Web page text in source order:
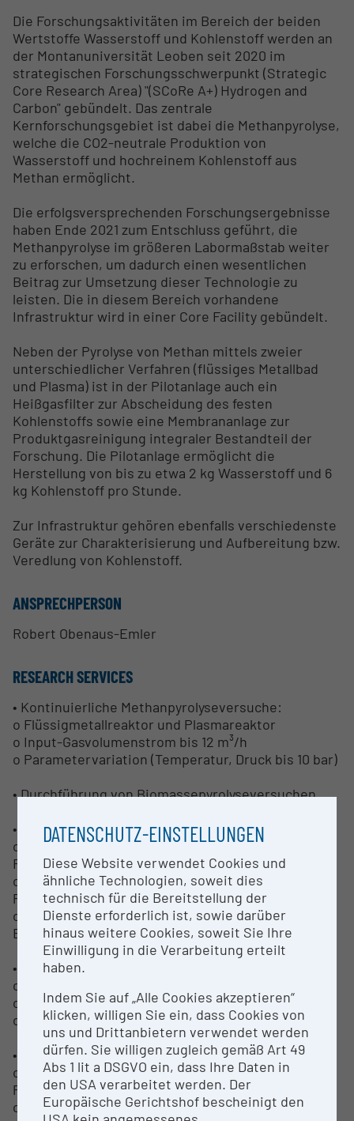
Die Forschungsaktivitäten im Bereich der beiden
Wertstoffe Wasserstoff und Kohlenstoff werden an
der Montanuniversität Leoben seit 2020 im
strategischen Forschungsschwerpunkt (Strategic
Core Research Area) "(SCoRe A+) Hydrogen and
Carbon" gebündelt. Das zentrale
Kernforschungsgebiet ist dabei die Methanpyrolyse,
welche die CO2-neutrale Produktion von
Wasserstoff und hochreinem Kohlenstoff aus
Methan ermöglicht.
Die erfolgsversprechenden Forschungsergebnisse
haben Ende 2021 zum Entschluss geführt, die
Methanpyrolyse im größeren Labormaßstab weiter
zu erforschen, um dadurch einen wesentlichen
Beitrag zur Umsetzung dieser Technologie zu
leisten. Die in diesem Bereich vorhandene
Infrastruktur wird in einer Core Facility gebündelt.
Neben der Pyrolyse von Methan mittels zweier
unterschiedlicher Verfahren (flüssiges Metallbad
und Plasma) ist in der Pilotanlage auch ein
Heißgasfilter zur Abscheidung des festen
Kohlenstoffs sowie eine Membrananlage zur
Produktgasreinigung integraler Bestandteil der
Forschung. Die Pilotanlage ermöglicht die
Herstellung von bis zu etwa 2 kg Wasserstoff und 6
kg Kohlenstoff pro Stunde.
Zur Infrastruktur gehören ebenfalls verschiedenste
Geräte zur Charakterisierung und Aufbereitung bzw.
Veredlung von Kohlenstoff.
ANSPRECHPERSON
Robert Obenaus-Emler
RESEARCH SERVICES
• Kontinuierliche Methanpyrolyseversuche:
o Flüssigmetallreaktor und Plasmareaktor
o Input-Gasvolumenstrom bis 12 m³/h
o Parametervariation (Temperatur, Druck bis 10 bar)
• Durchführung von Biomassepyrolyseversuchen
• Gasaufbereitung und -reinigung:
o Heißgasfiltration zur kontinuierlichen
Feststoffabscheidung
o Membrantrennstufe zur H2-Anreicherung und
Produktgasreinigung
o Nachverbrennungskammer zur sicheren
Behandlung restlicher Bestandteile
• Prozessanalytik und Monitoring:
o Online‑Gasanalytik (IR/FTIR, MS)
o Druckmessung, Massen‑ und Energiebilanzen
o Emissions‑ und Sicherheitsmonitoring
• Material- und Produktcharakterisierung:
o Kohlenstoffanalyse: BET‑Oberfläche,
Partikelgrößen, Raman, XRD, SEM/TEM, TGA/DSC
o Probenaufbereitung, Fraktionierung und
DATENSCHUTZ-EINSTELLUNGEN
Diese Website verwendet Cookies und
ähnliche Technologien, soweit dies
technisch für die Bereitstellung der
Dienste erforderlich ist, sowie darüber
hinaus weitere Cookies, soweit Sie Ihre
Einwilligung in die Verarbeitung erteilt
haben.
Indem Sie auf „Alle Cookies akzeptieren“
klicken, willigen Sie ein, dass Cookies von
uns und Drittanbietern verwendet werden
dürfen. Sie willigen zugleich gemäß Art 49
Abs 1 lit a DSGVO ein, dass Ihre Daten in
den USA verarbeitet werden. Der
Europäische Gerichtshof bescheinigt den